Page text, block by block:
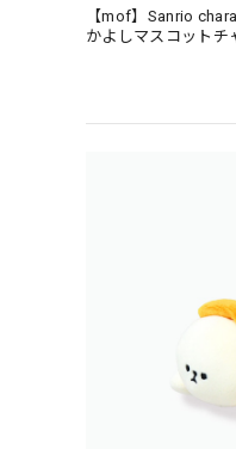
【mof】Sanrio
かよしマスコットチ